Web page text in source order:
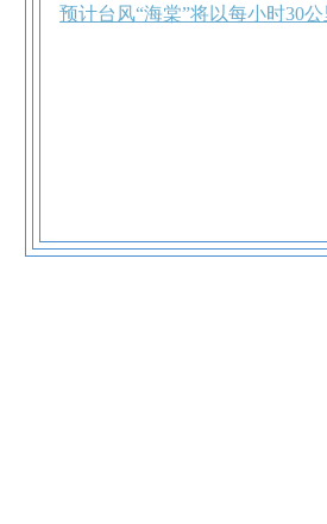
预计台风“海棠”将以每小时30